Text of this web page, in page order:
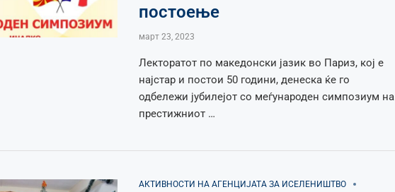
постоење
март 23, 2023
Лекторатот по македонски јазик во Париз, кој е
најстар и постои 50 години, денеска ќе го
одбележи јубилејот со меѓународен симпозиум на
престижниот …
АКТИВНОСТИ НА АГЕНЦИЈАТА ЗА ИСЕЛЕНИШТВО